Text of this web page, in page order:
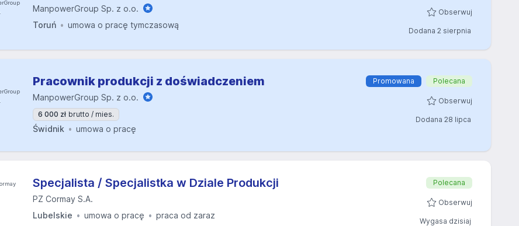
ManpowerGroup Sp. z o.o.
Toruń
umowa o pracę tymczasową
Obserwuj
Dodana 2 sierpnia
Pracownik produkcji z doświadczeniem
ManpowerGroup Sp. z o.o.
6 000 zł brutto / mies.
Świdnik umowa o pracę
Promowana Polecana
Obserwuj
Dodana 28 lipca
Specjalista / Specjalistka w Dziale Produkcji
PZ Cormay S.A.
Lubelskie
umowa o pracę
praca od zaraz
Polecana
Obserwuj
Wygasa dzisiaj